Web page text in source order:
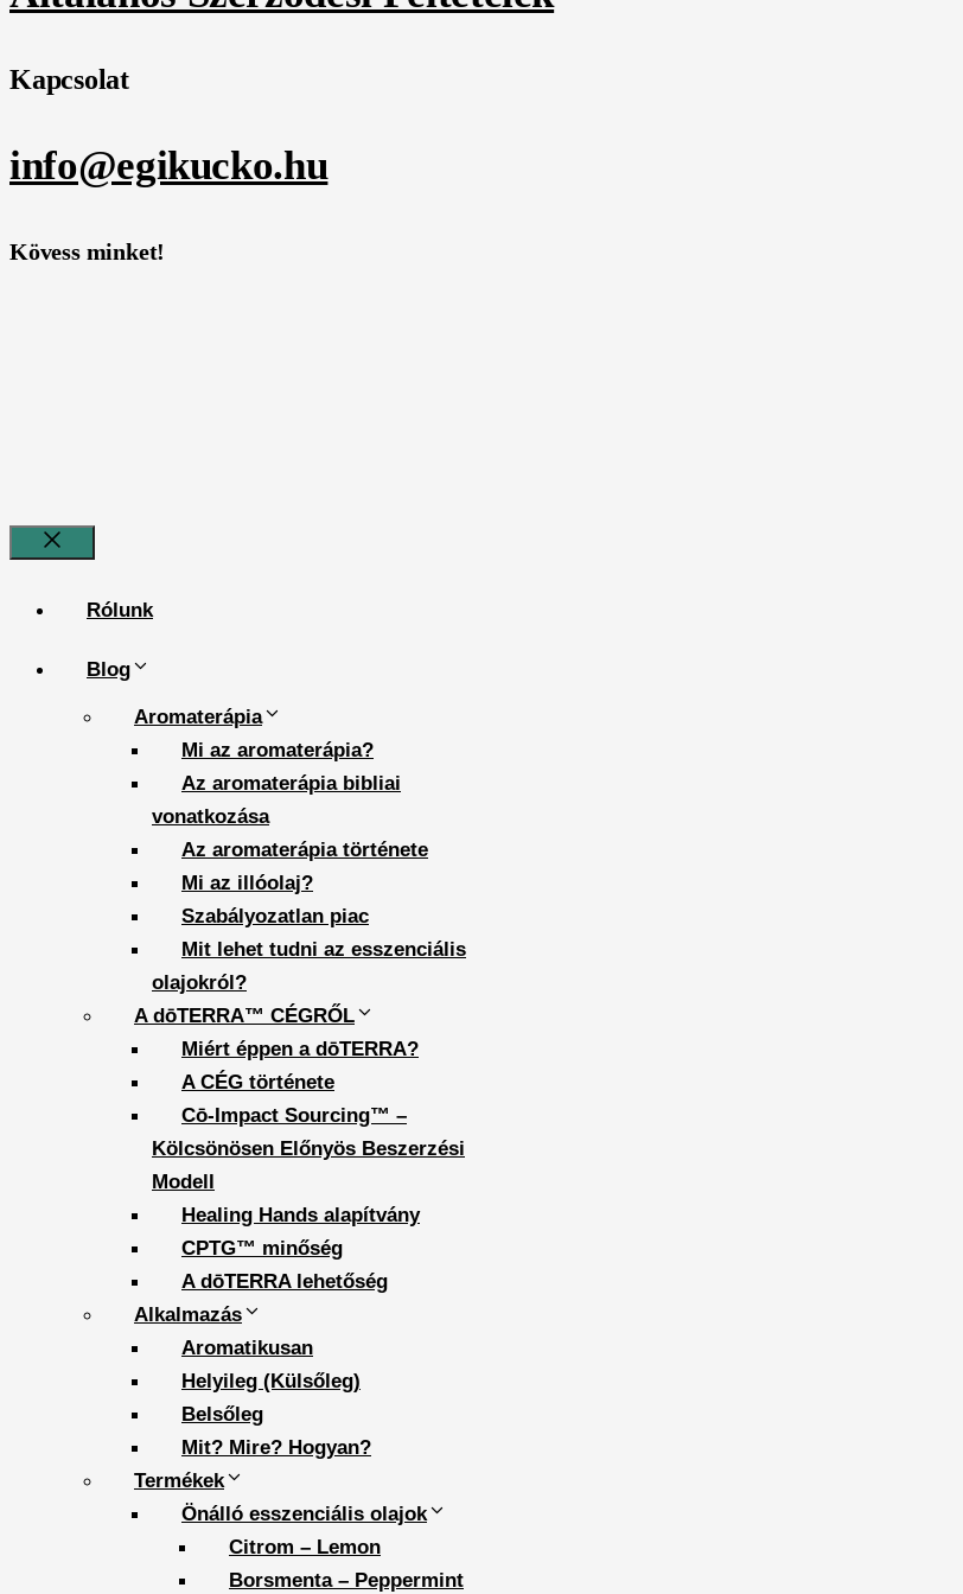
Kapcsolat
info@egikucko.hu
Kövess minket!
Bezár
Rólunk
Blog
Aromaterápia
Mi az aromaterápia?
Az aromaterápia bibliai
vonatkozása
Az aromaterápia története
Mi az illóolaj?
Szabályozatlan piac
Mit lehet tudni az esszenciális
olajokról?
A dōTERRA™ CÉGRŐL
Miért éppen a dōTERRA?
A CÉG története
Cō-Impact Sourcing™ –
Kölcsönösen Előnyös Beszerzési
Modell
Healing Hands alapítvány
CPTG™ minőség
A dōTERRA lehetőség
Alkalmazás
Aromatikusan
Helyileg (Külsőleg)
Belsőleg
Mit? Mire? Hogyan?
Termékek
Önálló esszenciális olajok
Citrom – Lemon
Borsmenta – Peppermint